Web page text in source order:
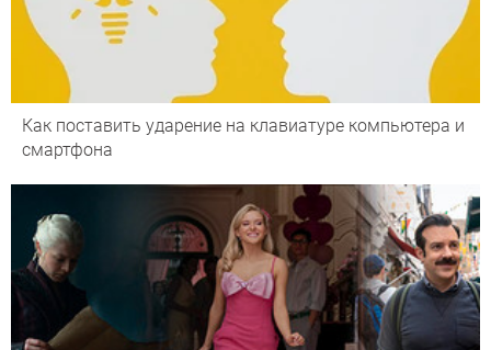
Как поставить ударение на клавиатуре компьютера и
смартфона